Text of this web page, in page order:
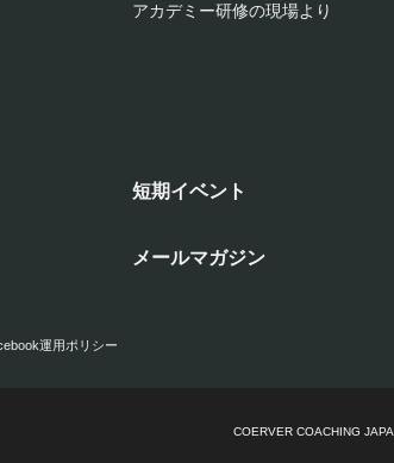
アカデミー研修の現場より
短期イベント
メールマガジン
運用ポリシー
COERVER COACHING